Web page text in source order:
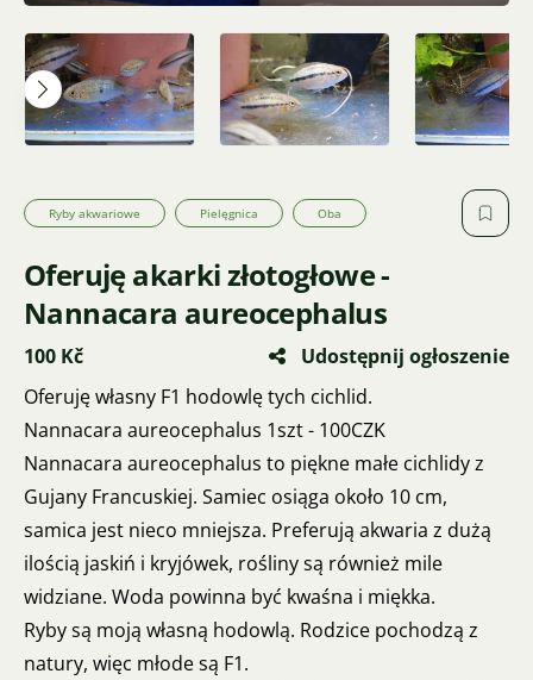
Ryby akwariowe Pielęgnica Oba
Oferuję akarki złotogłowe -
Nannacara aureocephalus
100 Kč
Udostępnij ogłoszenie
Oferuję własny F1 hodowlę tych cichlid.
Nannacara aureocephalus 1szt - 100CZK
Nannacara aureocephalus to piękne małe cichlidy z
Gujany Francuskiej. Samiec osiąga około 10 cm,
samica jest nieco mniejsza. Preferują akwaria z dużą
ilością jaskiń i kryjówek, rośliny są również mile
widziane. Woda powinna być kwaśna i miękka.
Ryby są moją własną hodowlą. Rodzice pochodzą z
natury, więc młode są F1.